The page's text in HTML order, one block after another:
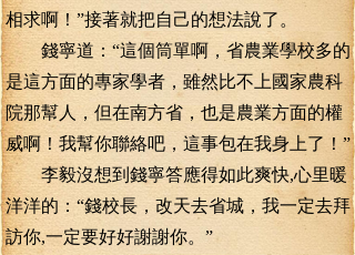
相求啊！”接著就把自己的想法說了。
錢寧道：“這個筒單啊，省農業學校多的
是這方面的專家學者，雖然比不上國家農科
院那幫人，但在南方省，也是農業方面的權
威啊！我幫你聯絡吧，這事包在我身上了！”
李毅沒想到錢寧答應得如此爽快,心里暖
洋洋的：“錢校長，改天去省城，我一定去拜
訪你,一定要好好謝謝你。”